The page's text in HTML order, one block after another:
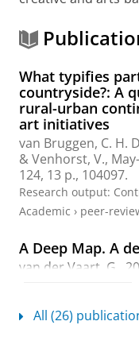
What typifies
countryside?: A
rural-urban
art initiatives
van Bruggen, C. H.
&Venhorst, V.,
124, 13 p., 104097.
Research output:
Academic › peer-
A Deep Map. A
van der Vaart, G.
Fare-immaginare la
Research output:
All (26)